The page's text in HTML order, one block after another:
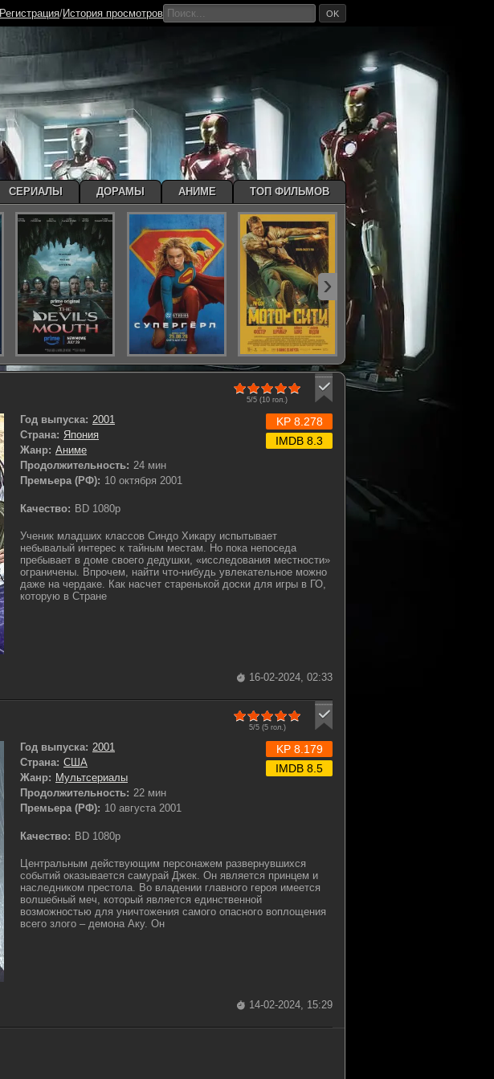
5/5 (10 гол.)
Год выпуска: 2001
Страна: Япония
Жанр: Аниме
Продолжительность: 24 мин
Премьера (РФ): 10 октября 2001
Качество: BD 1080p
KP 8.278
IMDB 8.3
Ученик младших классов Синдо Хикару испытывает
небывалый интерес к тайным местам. Но пока непоседа
пребывает в доме своего дедушки, «исследования местности»
ограничены. Впрочем, найти что-нибудь увлекательное можно
даже на чердаке. Как насчет старенькой доски для игры в ГО,
которую в Стране
16-02-2024, 02:33
5/5 (5гол.)
Год выпуска: 2001
Страна: США
Жанр: Мультсериалы
Продолжительность: 22 мин
Премьера (РФ): 10 августа 2001
Качество: BD 1080p
KP 8.179
IMDB 8.5
Центральным действующим персонажем развернувшихся
событий оказывается самурай Джек. Он является принцем и
наследником престола. Во владении главного героя имеется
волшебный меч, который является единственной
возможностью для уничтожения самого опасного воплощения
всего злого – демона Аку. Он
14-02-2024, 15:29
СЕРИАЛЫ ДОРАМЫ АНИМЕ ТОП ФИЛЬМОВ
›
Регистрация/История просмотров OK